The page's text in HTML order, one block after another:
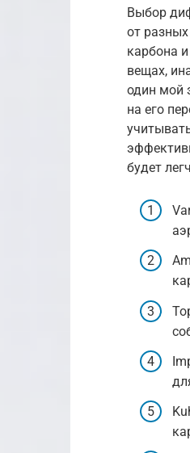
Выбор
от
карбона
вещах,
один мой
на его
будет